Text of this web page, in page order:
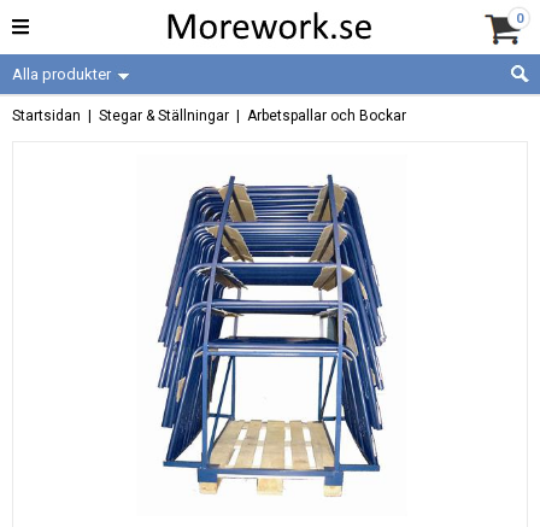
0
Alla produkter
Startsidan Stegar & Ställningar Arbetspallar och Bockar